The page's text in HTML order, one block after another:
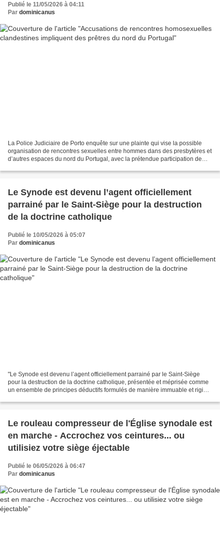
Publié le 11/05/2026 à 04:11
Par dominicanus
La Police Judiciaire de Porto enquête sur une plainte qui vise la possible
organisation de rencontres sexuelles entre hommes dans des presbytères et
d’autres espaces du nord du Portugal, avec la prétendue participation de
Le Synode est devenu l’agent officiellement
parrainé par le Saint-Siège pour la destruction
de la doctrine catholique
Publié le 10/05/2026 à 05:07
Par dominicanus
"Le Synode est devenu l’agent officiellement parrainé par le Saint-Siège
pour la destruction de la doctrine catholique, présentée et méprisée comme
un ensemble de principes déductifs formulés de manière immuable et rigide
Le rouleau compresseur de l'Église synodale est
en marche - Accrochez vos ceintures... ou
utilisiez votre siège éjectable
Publié le 06/05/2026 à 06:47
Par dominicanus